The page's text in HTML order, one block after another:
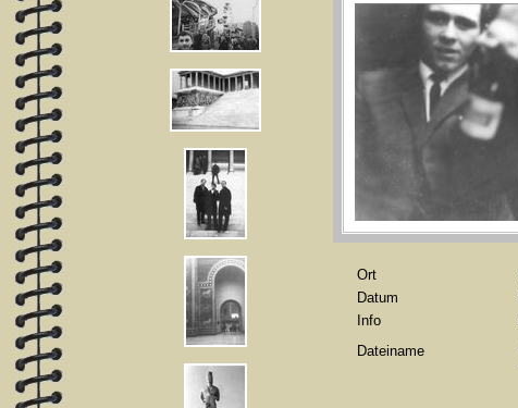
Ort
Datum
Info
Dateiname